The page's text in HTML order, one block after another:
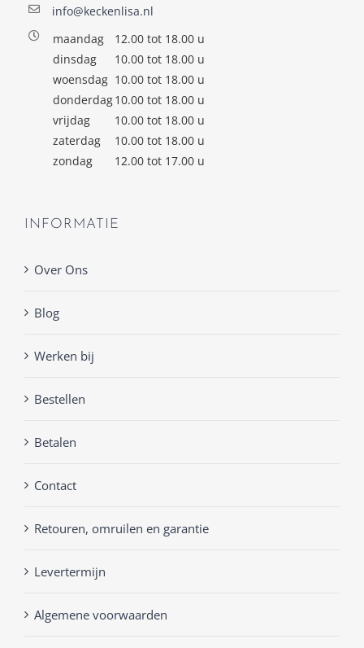
info@keckenlisa.nl
maandag
12.00 tot 18.00 u
dinsdag
10.00 tot 18.00 u
woensdag 10.00 tot 18.00 u
donderdag10.00 tot 18.00 u
vrijdag
10.00 tot 18.00 u
zaterdag
10.00 tot 18.00 u
zondag
12.00 tot 17.00 u
INFORMATIE
Over Ons
Blog
Werken bij
Bestellen
Betalen
Contact
Retouren, omruilen en garantie
Levertermijn
Algemene voorwaarden